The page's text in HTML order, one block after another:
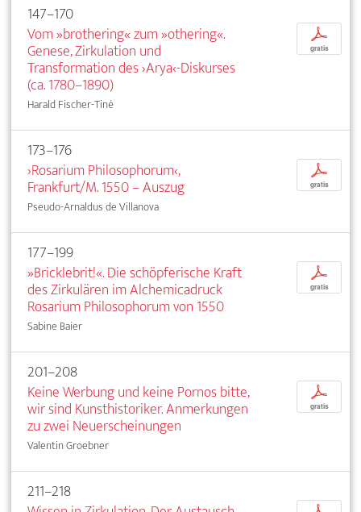
147–170
Vom »brothering« zum »othering«.
Genese, Zirkulation und
Transformation des ›Arya‹-Diskurses
(ca. 1780–1890)
Harald Fischer-Tiné
p
gratis
173–176
›Rosarium Philosophorum‹,
Frankfurt/M. 1550 – Auszug
Pseudo-Arnaldus de Villanova
p
gratis
177–199
»Bricklebrit!«. Die schöpferische Kraft
des Zirkulären im Alchemicadruck
Rosarium Philosophorum von 1550
Sabine Baier
p
gratis
201–208
Keine Werbung und keine Pornos bitte,
wir sind Kunsthistoriker. Anmerkungen
zu zwei Neuerscheinungen
Valentin Groebner
p
gratis
211–218